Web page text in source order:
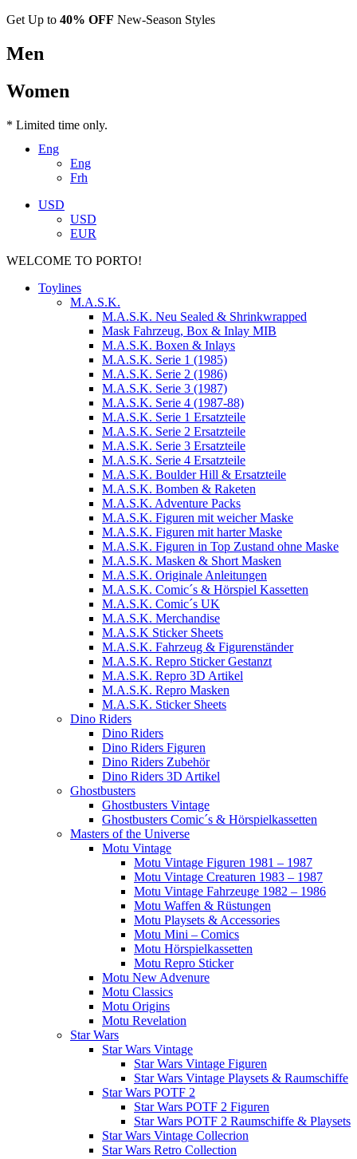
Get Up to 40% OFF New-Season Styles
Men
Women
* Limited time only.
Eng
Eng
Frh
USD
USD
EUR
WELCOME TO PORTO!
Toylines
M.A.S.K.
M.A.S.K. Neu Sealed & Shrinkwrapped
Mask Fahrzeug, Box & Inlay MIB
M.A.S.K. Boxen & Inlays
M.A.S.K. Serie 1 (1985)
M.A.S.K. Serie 2 (1986)
M.A.S.K. Serie 3 (1987)
M.A.S.K. Serie 4 (1987-88)
M.A.S.K. Serie 1 Ersatzteile
M.A.S.K. Serie 2 Ersatzteile
M.A.S.K. Serie 3 Ersatzteile
M.A.S.K. Serie 4 Ersatzteile
M.A.S.K. Boulder Hill & Ersatzteile
M.A.S.K. Bomben & Raketen
M.A.S.K. Adventure Packs
M.A.S.K. Figuren mit weicher Maske
M.A.S.K. Figuren mit harter Maske
M.A.S.K. Figuren in Top Zustand ohne Maske
M.A.S.K. Masken & Short Masken
M.A.S.K. Originale Anleitungen
M.A.S.K. Comic´s & Hörspiel Kassetten
M.A.S.K. Comic´s UK
M.A.S.K. Merchandise
M.A.S.K Sticker Sheets
M.A.S.K. Fahrzeug & Figurenständer
M.A.S.K. Repro Sticker Gestanzt
M.A.S.K. Repro 3D Artikel
M.A.S.K. Repro Masken
M.A.S.K. Sticker Sheets
Dino Riders
Dino Riders
Dino Riders Figuren
Dino Riders Zubehör
Dino Riders 3D Artikel
Ghostbusters
Ghostbusters Vintage
Ghostbusters Comic´s & Hörspielkassetten
Masters of the Universe
Motu Vintage
Motu Vintage Figuren 1981 – 1987
Motu Vintage Creaturen 1983 – 1987
Motu Vintage Fahrzeuge 1982 – 1986
Motu Waffen & Rüstungen
Motu Playsets & Accessories
Motu Mini – Comics
Motu Hörspielkassetten
Motu Repro Sticker
Motu New Advenure
Motu Classics
Motu Origins
Motu Revelation
Star Wars
Star Wars Vintage
Star Wars Vintage Figuren
Star Wars Vintage Playsets & Raumschiffe
Star Wars POTF 2
Star Wars POTF 2 Figuren
Star Wars POTF 2 Raumschiffe & Playsets
Star Wars Vintage Collecrion
Star Wars Retro Collection